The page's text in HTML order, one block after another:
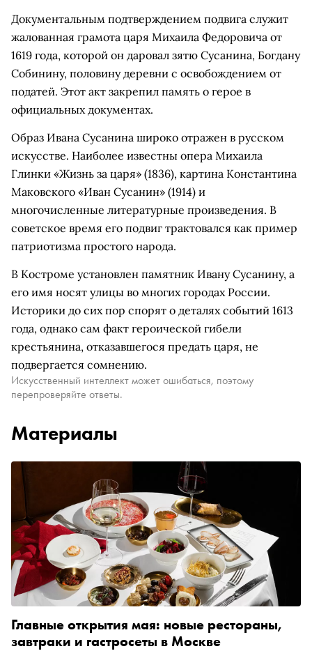
Документальным подтверждением подвига служит
жалованная грамота царя Михаила Федоровича от
1619 года, которой он даровал зятю Сусанина, Богдану
Собинину, половину деревни с освобождением от
податей. Этот акт закрепил память о герое в
официальных документах.
Образ Ивана Сусанина широко отражен в русском
искусстве. Наиболее известны опера Михаила
Глинки «Жизнь за царя» (1836), картина Константина
Маковского «Иван Сусанин» (1914) и
многочисленные литературные произведения. В
советское время его подвиг трактовался как пример
патриотизма простого народа.
В Костроме установлен памятник Ивану Сусанину, а
его имя носят улицы во многих городах России.
Историки до сих пор спорят о деталях событий 1613
года, однако сам факт героической гибели
крестьянина, отказавшегося предать царя, не
подвергается сомнению.
Искусственный интеллект может ошибаться, поэтому
перепроверяйте ответы.
Материалы
Главные открытия мая: новые рестораны,
завтраки и гастросеты в Москве